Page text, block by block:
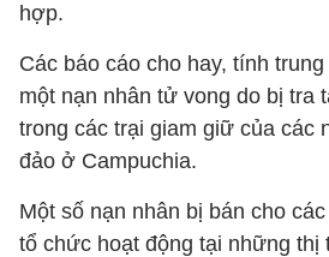
hợp.
Các báo cáo cho hay, tính
một nạn nhân tử vong do bị tra
trong các trại giam giữ của các
đảo ở Campuchia.
Một số nạn nhân bị bán cho
tổ chức hoạt động tại những thị